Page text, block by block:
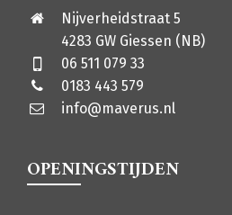
Nijverheidstraat 5
4283 GW Giessen (NB)
06 511 079 33
0183 443 579
info@maverus.nl
OPENINGSTIJDEN